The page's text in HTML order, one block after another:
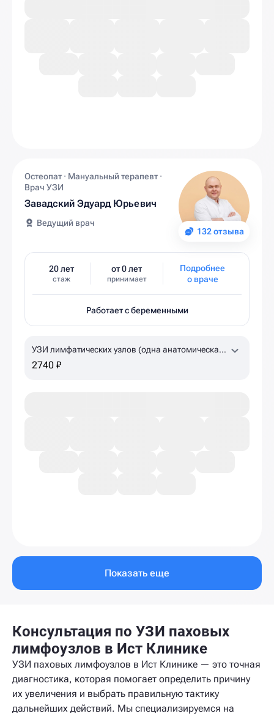
132 отзыва
Остеопат · Мануальный терапевт ·
Врач УЗИ
Завадский Эдуард Юрьевич
Ведущий врач
20 лет
стаж
от 0 лет
принимает
Подробнее
о враче
Работает с беременными
УЗИ лимфатических узлов (одна анатомическая
зона)
2740 ₽
Показать еще
Консультация по УЗИ паховых
лимфоузлов в Ист Клинике
УЗИ паховых лимфоузлов в Ист Клинике — это точная
диагностика, которая помогает определить причину
их увеличения и выбрать правильную тактику
дальнейших действий. Мы специализируемся на